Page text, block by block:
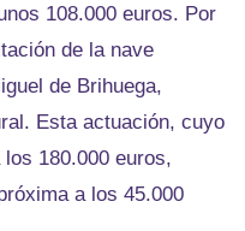
108.000 euros. Por
de la nave
de Brihuega,
Esta actuación, cuyo
180.000 euros,
a los 45.000